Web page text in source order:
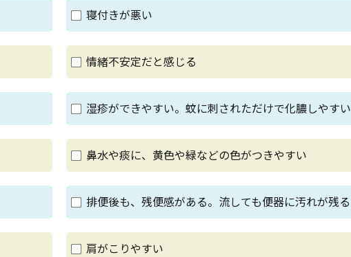
寝付きが悪い
情緒不安定だと感じる
湿疹ができやすい。蚊に刺されただけで化膿しやすい
鼻水や痰に、黄色や緑などの色がつきやすい
排便後も、残便感がある。流しても便器に汚れが残る
肩がこりやすい